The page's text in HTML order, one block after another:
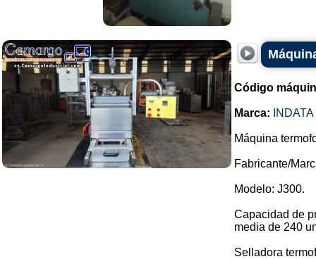
Código
Marca: INDATA
Máquina
Fabricante/
Modelo: J300.
Capacidad de
media de 240
Selladora